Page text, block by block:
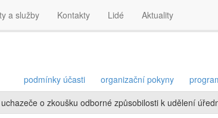
a služby Kontakty Lidé Aktuality
podmínky účasti organizační pokyny
o zkoušku odborné způsobilosti k udělení